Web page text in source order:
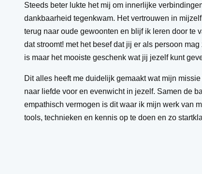
Steeds beter lukte het mij om innerlijke
dankbaarheid tegenkwam. Het vertrouwen in
terug naar oude gewoonten en blijf ik leren door te
dat stroomt! met het besef dat jij er als persoon
is maar het mooiste geschenk wat jij jezelf kunt
Dit alles heeft me duidelijk gemaakt wat mijn
naar liefde voor en evenwicht in jezelf. Samen de
empathisch vermogen is dit waar ik mijn werk van
tools, technieken en kennis op te doen en zo